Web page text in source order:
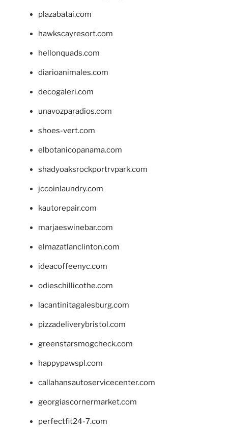
plazabatai.com
hawkscayresort.com
hellonquads.com
diarioanimales.com
decogaleri.com
unavozparadios.com
shoes-vert.com
elbotanicopanama.com
shadyoaksrockportrvpark.com
jccoinlaundry.com
kautorepair.com
marjaeswinebar.com
elmazatlanclinton.com
ideacoffeenyc.com
odieschillicothe.com
lacantinitagalesburg.com
pizzadeliverybristol.com
greenstarsmogcheck.com
happypawspl.com
callahansautoservicecenter.com
georgiascornermarket.com
perfectfit24-7.com